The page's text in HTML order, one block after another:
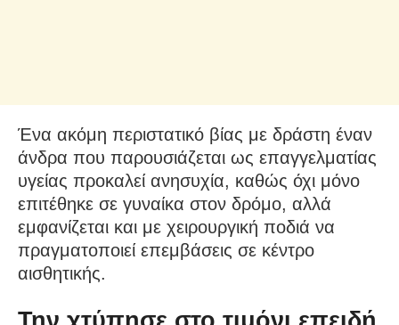
Ένα ακόμη περιστατικό βίας με δράστη έναν
άνδρα που παρουσιάζεται ως επαγγελματίας
υγείας προκαλεί ανησυχία, καθώς όχι μόνο
επιτέθηκε σε γυναίκα στον δρόμο, αλλά
εμφανίζεται και με χειρουργική ποδιά να
πραγματοποιεί επεμβάσεις σε κέντρο
αισθητικής.